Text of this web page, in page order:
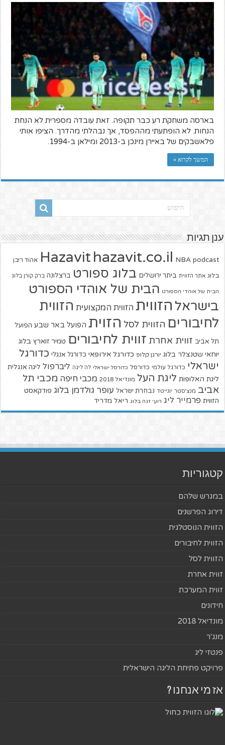
בארסה משחקת רע כבר תקופה. זאת עובדה מספרית לא הנחת
הנחות. לא הופתעתי מההפסד, אך נבהלתי מהדרך. הציפו אותי
פלאשבקים של באיירן מינכן ב-2013 ומילאן ב-1994.
המשך לקרוא »
ענן תגיות
Hazavit hazavit.co.il NBA podcast אהוד ריבן
בלוג אתר הזווית ביתר ירושלים בלוג ספורט ברצלונה ברק קורן בלוג
הבית של אוהדי הספורט הבית של אוהדי הספורט
בישראל הזווית הזווית המקצועית הזווית
לחיבורים הזווית לסל הזוית הפועל באר שבע הפועל
תל אביב זווית אחרת זווית לחיבורים טמיר זוארץ בלוג
יוחאי שטנצלר בלוג יורגן קלופ כדורגל אירופאי כדורגל אנגלי כדורגל
ישראלי כדורגל עולמי כדורסל כדורסל ישראלי לה ליגה ליברפול ליגה אנגלית
ליגת האלופות ליגת העל מונדיאל 2018 מכבי חיפה מכבי תל
אביב מנצ'סטר יונייטד נבחרת ישראל עופר גולדמן בלוג פודקאסט
הזווית פרמייר ליג רועי זגה בלוג ריאל מדריד
קטגוריות
במגרש שלהם
דירוג הפרשנים
הזווית הנוסטלגית
הזווית לחיבורים
הזווית לסל
זווית אחרת
זווית המערכת
חידונים
מונדיאל 2018
מנג'ר
פנטזי ליג
פרויקט פתיחת הליגה הישראלית
אז מי אנחנו ?